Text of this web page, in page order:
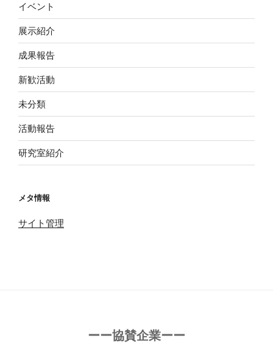
イベント
展示紹介
成果報告
新歓活動
未分類
活動報告
研究室紹介
メタ情報
サイト管理
ーー協賛企業ーー